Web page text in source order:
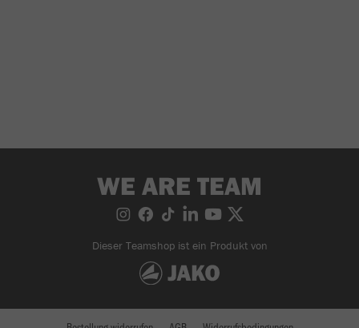
WE ARE TEAM
Dieser Teamshop ist ein Produkt von